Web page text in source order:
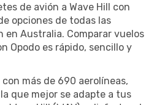
de avión a Wave Hill con
opciones de todas las
en Australia. Comparar vuelos
Opodo es rápido, sencillo y
más de 690 aerolíneas,
que mejor se adapte a tus